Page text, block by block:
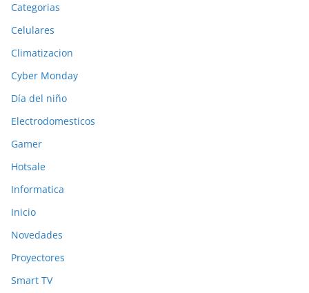
Categorias
Celulares
Climatizacion
Cyber Monday
Día del niño
Electrodomesticos
Gamer
Hotsale
Informatica
Inicio
Novedades
Proyectores
Smart TV